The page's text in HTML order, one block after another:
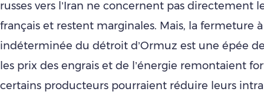
russes vers l’Iran ne concernent pas directement
français et restent marginales. Mais, la fermeture
indéterminée du détroit d’Ormuz est une épée
les prix des engrais et de l’énergie remontaient
certains producteurs pourraient réduire leurs